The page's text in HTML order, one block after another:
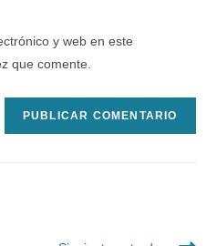
y web en este
que comente.